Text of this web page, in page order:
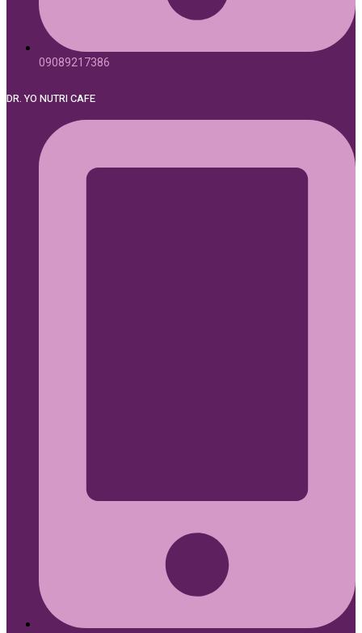
09089217386
DR. YO NUTRI CAFE